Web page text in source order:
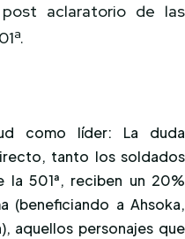
aclaratorio de las
como líder: La duda
tanto los soldados
la 501ª, reciben un 20%
(beneficiando a Ahsoka,
aquellos personajes que